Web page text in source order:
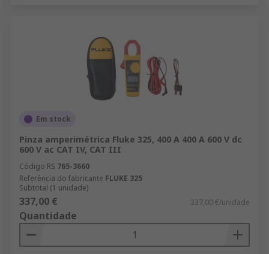
Em stock
Pinza amperimétrica Fluke 325, 400 A 400 A 600 V dc
600 V ac CAT IV, CAT III
Código RS 765-3660
Referência do fabricante FLUKE 325
Subtotal (1 unidade)
337,00 € 337,00 €/unidade
Quantidade